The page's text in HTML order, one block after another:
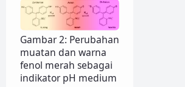
Gambar 2: Perubahan
muatan dan warna
fenol merah sebagai
indikator pH medium